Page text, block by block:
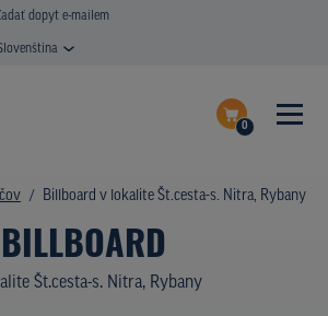
dopyt e-mailem
0
Dokončiť dopyt
Zobraziť nosiče na mape
DATABÁZA NOSIČOV
PLOCHY V AKCII
Billboard v lokalite Št.cesta-s. Nitra, Rybany
BILLBOARD
Št.cesta-s. Nitra, Rybany